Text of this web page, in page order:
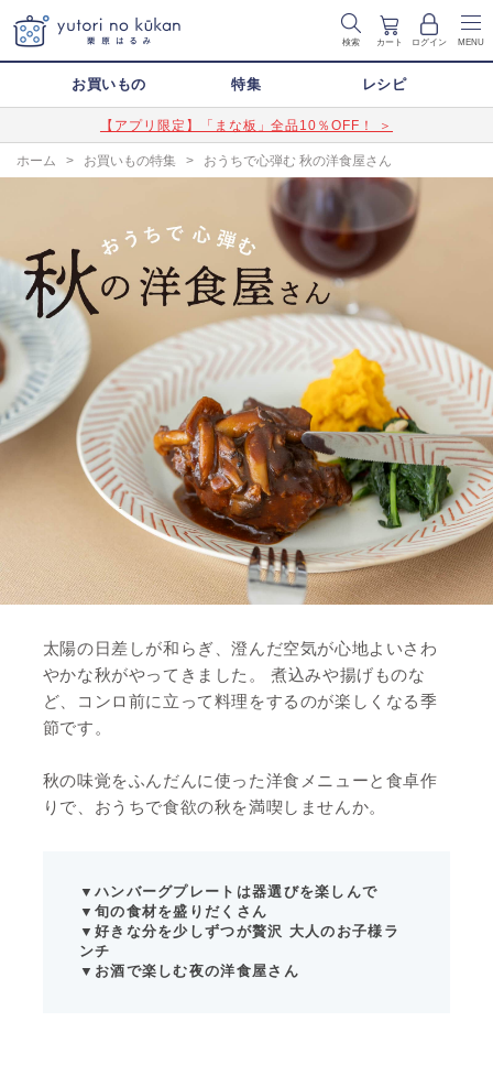
検索 カート ログイン MENU
お買いもの 特集 レシピ
【アプリ限定】「まな板」全品10％OFF！ ＞
ホーム > お買いもの特集 > おうちで心弾む 秋の洋食屋さん
太陽の日差しが和らぎ、澄んだ空気が心地よいさわ
やかな秋がやってきました。 煮込みや揚げものな
ど、コンロ前に立って料理をするのが楽しくなる季
節です。
秋の味覚をふんだんに使った洋食メニューと食卓作
りで、おうちで食欲の秋を満喫しませんか。
▼ハンバーグプレートは器選びを楽しんで
▼旬の食材を盛りだくさん
▼好きな分を少しずつが贅沢 大人のお子様ラ
ンチ
▼お酒で楽しむ夜の洋食屋さん